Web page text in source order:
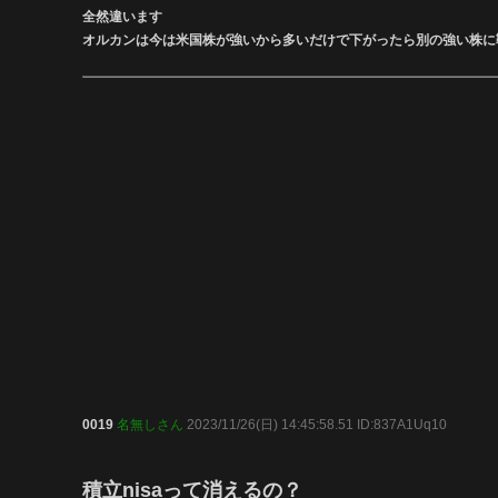
全然違います
オルカンは今は米国株が強いから多いだけで下がったら別の強い株
0019 名無しさん 2023/11/26(日) 14:45:58.51 ID:837A1Uq10
積立nisaって消えるの？